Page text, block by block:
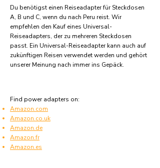
Du benötigst einen Reiseadapter für Steckdosen
A, B und C, wenn du nach Peru reist. Wir
empfehlen den Kauf eines Universal-
Reiseadapters, der zu mehreren Steckdosen
passt. Ein Universal-Reiseadapter kann auch auf
zukünftigen Reisen verwendet werden und gehört
unserer Meinung nach immer ins Gepäck.
Find power adapters on:
Amazon.com
Amazon.co.uk
Amazon.de
Amazon.fr
Amazon.es